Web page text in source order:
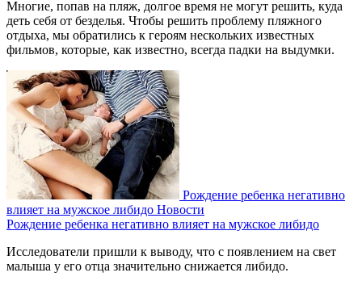
Многие, попав на пляж, долгое время не могут решить, куда
деть себя от безделья. Чтобы решить проблему пляжного
отдыха, мы обратились к героям нескольких известных
фильмов, которые, как известно, всегда падки на выдумки.
Рождение ребенка негативно
влияет на мужское либидо Новости
Рождение ребенка негативно влияет на мужское либидо
Исследователи пришли к выводу, что с появлением на свет
малыша у его отца значительно снижается либидо.